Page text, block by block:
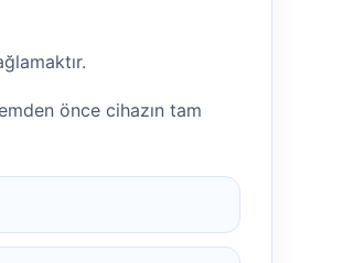
önce cihazın tam